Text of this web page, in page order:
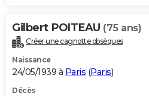
Gilbert POITEAU (75 ans)
Créer une cagnotte obsèques
Naissance
24/05/1939 à Paris (Paris)
Décès